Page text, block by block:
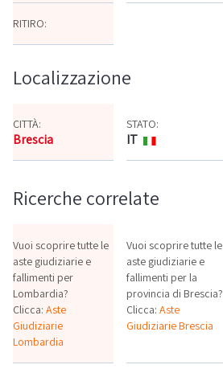
RITIRO:
Localizzazione
CITTÀ:
Brescia Mappa
STATO:
IT
Ricerche correlate
Vuoi scoprire tutte le
aste giudiziarie e
fallimenti per
Lombardia?
Clicca: Aste
Giudiziarie
Lombardia
Vuoi scoprire tutte le
aste giudiziarie e
fallimenti per la
provincia di Brescia?
Clicca:Aste
Giudiziarie Brescia